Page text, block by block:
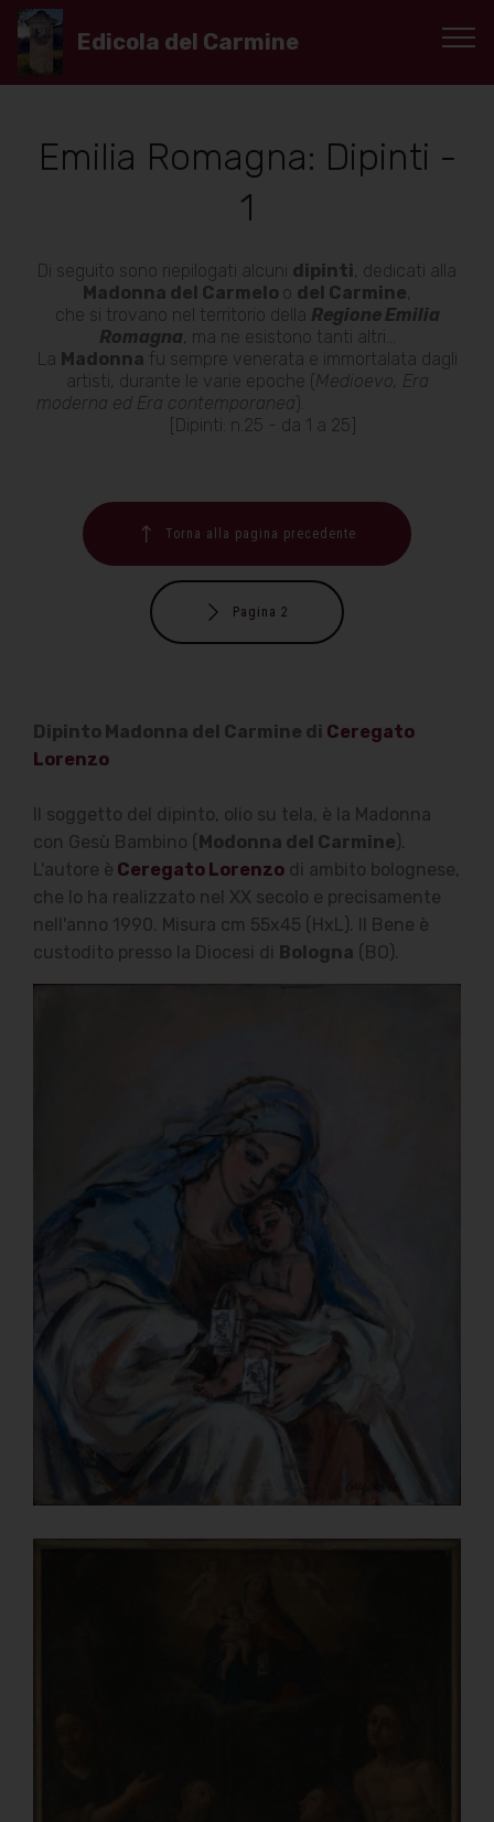
Edicola del Carmine
Emilia Romagna: Dipinti -
1
Di seguito sono riepilogati alcuni dipinti, dedicati alla
Madonna del Carmelo o del Carmine,
che si trovano nel territorio della Regione Emilia
Romagna, ma ne esistono tanti altri...
La Madonna fu sempre venerata e immortalata dagli
artisti, durante le varie epoche (Medioevo, Era
moderna ed Era contemporanea).
[Dipinti: n.25 - da 1 a 25]
Torna alla pagina precedente
Pagina 2
Dipinto Madonna del Carmine di Ceregato
Lorenzo
Il soggetto del dipinto, olio su tela, è la Madonna
con Gesù Bambino ( Modonna del Carmine).
L'autore è Ceregato Lorenzo di ambito bolognese,
che lo ha realizzato nel XX secolo e precisamente
nell'anno 1990. Misura cm 55x45 (HxL). Il Bene è
custodito presso la Diocesi di Bologna (BO).